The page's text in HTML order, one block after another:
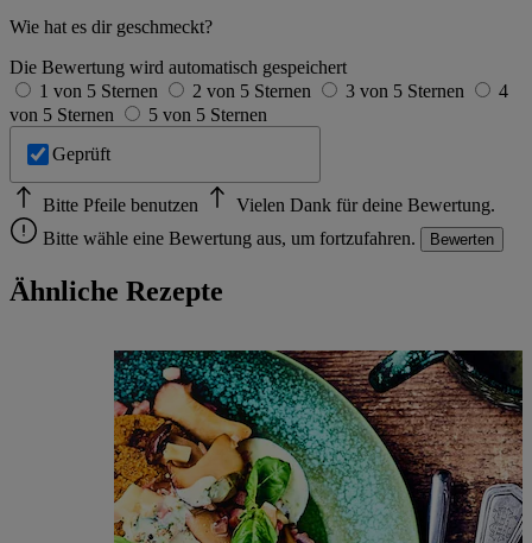
Wie hat es dir geschmeckt?
Die Bewertung wird automatisch gespeichert
1 von 5 Sternen
2 von 5 Sternen 3 von 5 Sternen
4
von 5 Sternen
5 von 5 Sternen
Geprüft
Bitte Pfeile benutzen
Vielen Dank für deine Bewertung.
Bitte wähle eine Bewertung aus, um fortzufahren.
Bewerten
Ähnliche Rezepte